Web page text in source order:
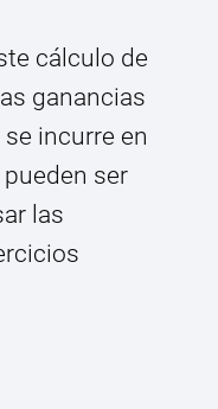
cálculo de
ganancias
incurre en
ser
las